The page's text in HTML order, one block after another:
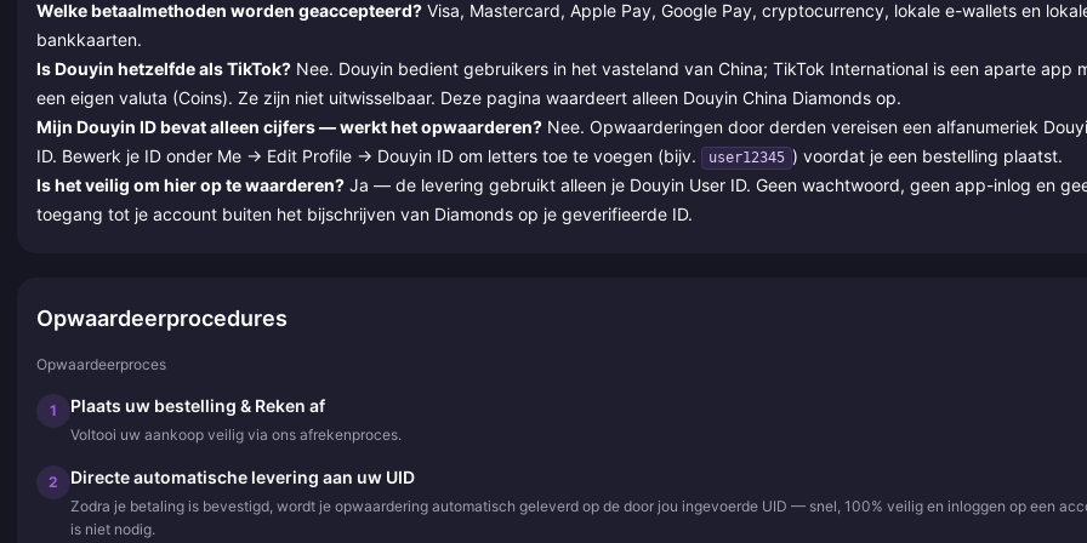
Welke betaalmethoden worden geaccepteerd? Visa, Mastercard, Apple Pay, Google Pay, cryptocurrency, lokale e-wallets en
bankkaarten.
Is Douyin hetzelfde als TikTok? Nee. Douyin bedient gebruikers in het vasteland van China; TikTok International is een aparte app
een eigen valuta (Coins). Ze zijn niet uitwisselbaar. Deze pagina waardeert alleen Douyin China Diamonds op.
Mijn Douyin ID bevat alleen cijfers — werkt het opwaarderen? Nee. Opwaarderingen door derden vereisen een alfanumeriek
ID. Bewerk je ID onder Me → Edit Profile → Douyin ID om letters toe te voegen (bijv.
user12345 ) voordat je een bestelling plaatst.
Is het veilig om hier op te waarderen? Ja — de levering gebruikt alleen je Douyin User ID. Geen wachtwoord, geen app-inlog en
toegang tot je account buiten het bijschrijven van Diamonds op je geverifieerde ID.
Opwaardeerprocedures
Opwaardeerproces
1 Plaats uw bestelling & Reken af
Voltooi uw aankoop veilig via ons afrekenproces.
2 Directe automatische levering aan uw UID
Zodra je betaling is bevestigd, wordt je opwaardering automatisch geleverd op de door jou ingevoerde UID — snel, 100% veilig en inloggen op een
is niet nodig.